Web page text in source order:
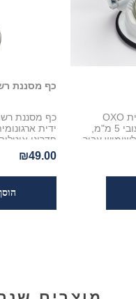
פורס ביצים קשות מבית OXO
לפרוסות מושלמות בעובי 5 מ"מ,
עבור
ביצה קשה!
כף מסננת
כף מסננת
ידית
פדריני איטליה
₪49.00